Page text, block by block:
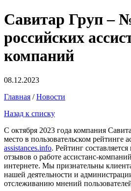
Савитар Груп –
российских
компаний
08.12.2023
Главная /Новости
Назад к списку
С октября 2023 года компания
место в пользовательском рейтинге
assistances.info. Рейтинг
отзывов о работе ассистанс-
интернете. Мы признательны
нашей деятельности и
отслеживанию мнений